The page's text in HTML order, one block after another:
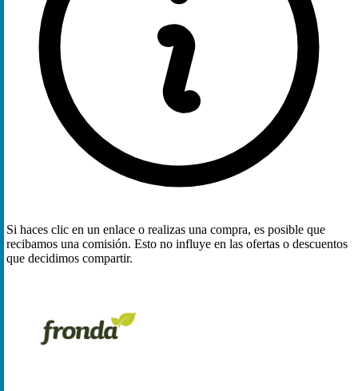
Si haces clic en un enlace o realizas una compra, es posible que
recibamos una comisión. Esto no influye en las ofertas o descuentos
que decidimos compartir.